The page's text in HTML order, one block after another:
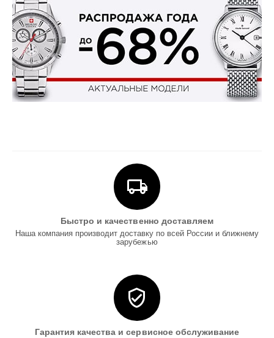
Быстро и качественно доставляем
Наша компания производит доставку по всей России и ближнему
зарубежью
Гарантия качества и сервисное обслуживание